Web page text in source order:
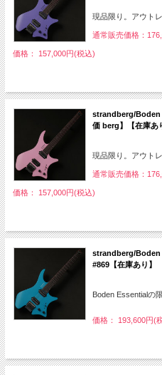
現品限り。アウトレ
通常販売価格：
価格： 157,000円(税込)
strandberg/Boden
価 berg】【在庫あ
現品限り。アウトレ
通常販売価格：
価格： 157,000円(税込)
strandberg/Boden
#869【在庫あり】
Boden Essentialの
価格： 193,600円(